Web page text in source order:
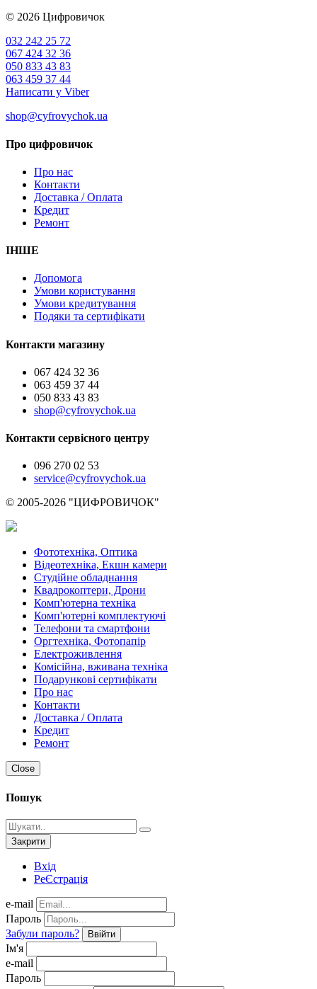
© 2026 Цифровичок
032 242 25 72
067 424 32 36
050 833 43 83
063 459 37 44
Написати у Viber
shop@cyfrovychok.ua
Про цифровичок
Про нас
Контакти
Доставка / Оплата
Кредит
Ремонт
ІНШЕ
Допомога
Умови користування
Умови кредитування
Подяки та сертифікати
Контакти магазину
067 424 32 36
063 459 37 44
050 833 43 83
shop@cyfrovychok.ua
Контакти сервісного центру
096 270 02 53
service@cyfrovychok.ua
© 2005-2026 "ЦИФРОВИЧОК"
Фототехніка, Оптика
Відеотехніка, Екшн камери
Студійне обладнання
Квадрокоптери, Дрони
Комп'ютерна техніка
Комп'ютерні комплектуючі
Телефони та смартфони
Оргтехніка, Фотопапір
Електроживлення
Комісійна, вживана техніка
Подарункові сертифікати
Про нас
Контакти
Доставка / Оплата
Кредит
Ремонт
Close
Пошук
Закрити
Вхід
РеЄстрація
e-mail
Пароль
Забули пароль?
Ввійти
Ім'я
e-mail
Пароль